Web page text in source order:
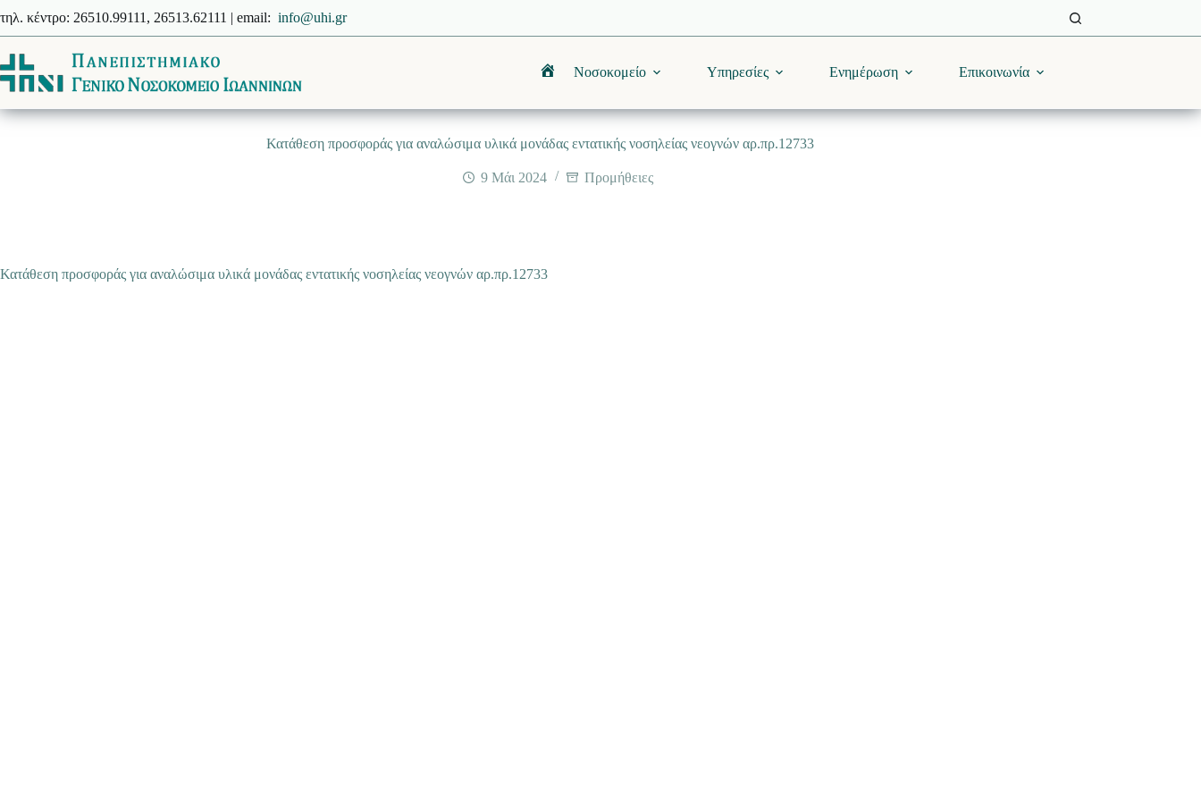
στο
περιεχόμενο
τηλ. κέντρο: 26510.99111, 26513.62111 | email: info@uhi.gr
ΑρχικήΝοσοκομείο Υπηρεσίες Ενημέρωση Επικοινωνία
Κατάθεση προσφοράς για αναλώσιμα υλικά μονάδας εντατικής νοσηλείας νεογνών αρ.πρ.12733
9 Μάι 2024 Προμήθειες
Κατάθεση προσφοράς για αναλώσιμα υλικά μονάδας εντατικής νοσηλείας νεογνών αρ.πρ.12733